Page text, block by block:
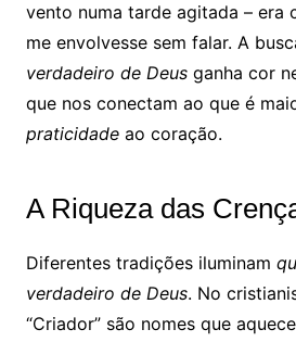
vento numa tarde agitada – era
me envolvesse sem falar. A
verdadeiro de Deusganha cor
que nos conectam ao que é
praticidadeao coração.
A Riqueza das
Diferentes tradições iluminam
verdadeiro de Deus. No
“Criador” são nomes que